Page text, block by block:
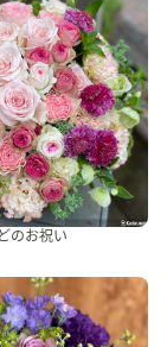
のお祝い